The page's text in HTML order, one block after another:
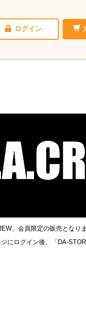
ログイン
」会員限定の販売となりま
にログイン後、「DA-